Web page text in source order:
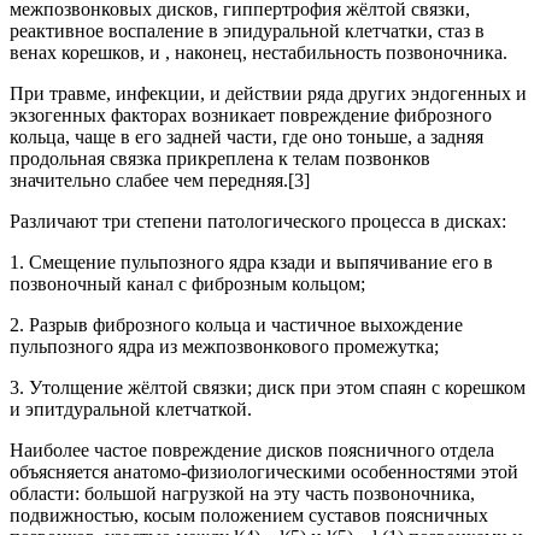
межпозвонковых дисков, гиппертрофия жёлтой связки,
реактивное воспаление в эпидуральной клетчатки, стаз в
венах корешков, и , наконец, нестабильность позвоночника.
При травме, инфекции, и действии ряда других эндогенных и
экзогенных факторах возникает повреждение фиброзного
кольца, чаще в его задней части, где оно тоньше, а задняя
продольная связка прикреплена к телам позвонков
значительно слабее чем передняя.[3]
Различают три степени патологического процесса в дисках:
1. Смещение пульпозного ядра кзади и выпячивание его в
позвоночный канал с фиброзным кольцом;
2. Разрыв фиброзного кольца и частичное выхождение
пульпозного ядра из межпозвонкового промежутка;
3. Утолщение жёлтой связки; диск при этом спаян с корешком
и эпитдуральной клетчаткой.
Наиболее частое повреждение дисков поясничного отдела
объясняется анатомо-физиологическими особенностями этой
области: большой нагрузкой на эту часть позвоночника,
подвижностью, косым положением суставов поясничных